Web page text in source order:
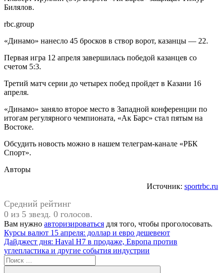
Билялов.
rbc.group
«Динамо» нанесло 45 бросков в створ ворот, казанцы — 22.
Первая игра 12 апреля завершилась победой казанцев со
счетом 5:3.
Третий матч серии до четырех побед пройдет в Казани 16
апреля.
«Динамо» заняло второе место в Западной конференции по
итогам регулярного чемпионата, «Ак Барс» стал пятым на
Востоке.
Обсудить новость можно в нашем телеграм-канале «РБК
Спорт».
Авторы
Источник: sportrbc.ru
Средний рейтинг
0 из 5 звезд. 0 голосов.
Вам нужно авторизироваться для того, чтобы проголосовать.
Навигация
по
записям
Предыдущая
запись:
Курсы валют 15 апреля: доллар и евро дешевеют
Следующая
запись:
Дайджест дня: Haval H7 в продаже, Европа против
углепластика и другие события индустрии
Поиск
для: